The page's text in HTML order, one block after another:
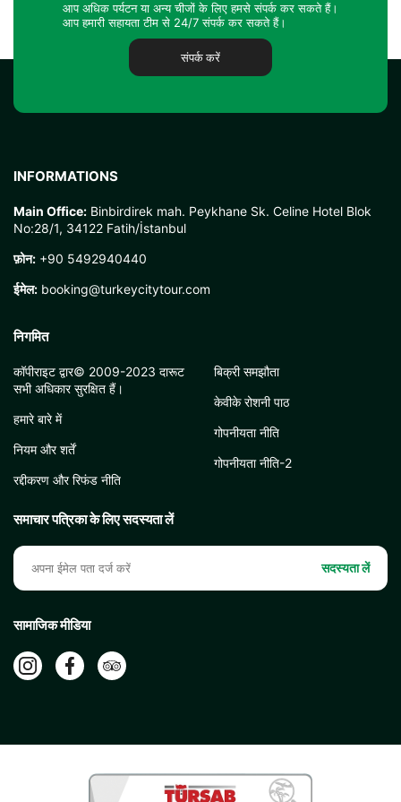
आप अधिक पर्यटन या अन्य चीजों के लिए हमसे संपर्क कर सकते हैं।
आप हमारी सहायता टीम से 24/7 संपर्क कर सकते हैं।
संपर्क करें
INFORMATIONS
Main Office: Binbirdirek mah. Peykhane Sk. Celine Hotel Blok
No:28/1, 34122 Fatih/İstanbul
फ़ोन: +90 5492940440
ईमेल: booking@turkeycitytour.com
निगमित
कॉपीराइट द्वार© 2009-2023 दारूट
सभी अधिकार सुरक्षित हैं।
हमारे बारे में
नियम और शर्तें
रद्दीकरण और रिफंड नीति
बिक्री समझौता
केवीके रोशनी पाठ
गोपनीयता नीति
गोपनीयता नीति-2
समाचार पत्रिका के लिए सदस्यता लें
सदस्यता लें
सामाजिक मीडिया